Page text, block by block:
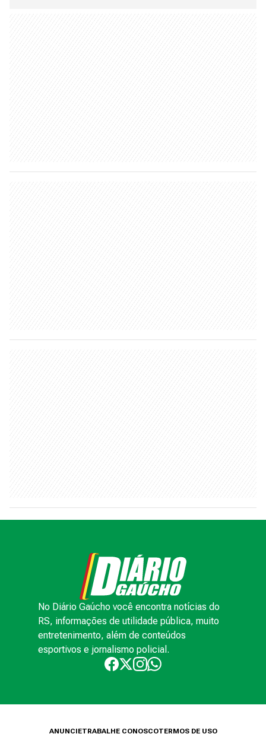
No Diário Gaúcho você encontra notícias do
RS, informações de utilidade pública, muito
entretenimento, além de conteúdos
esportivos e jornalismo policial.
ANUNCIETRABALHE CONOSCOTERMOS DE USO